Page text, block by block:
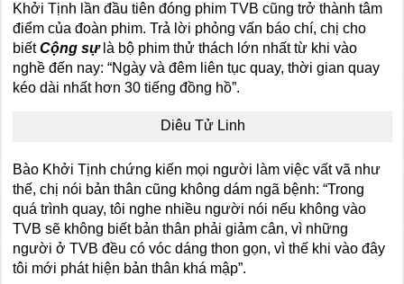
Khởi Tịnh lần đầu tiên đóng phim TVB cũng trở thành tâm
điểm của đoàn phim. Trả lời phỏng vấn báo chí, chị cho
biếtCộng sựlà bộ phim thử thách lớn nhất từ khi vào
nghề đến nay: “Ngày và đêm liên tục quay, thời gian quay
kéo dài nhất hơn 30 tiếng đồng hồ”.
Diêu Tử Linh
Bào Khởi Tịnh chứng kiến mọi người làm việc vất vã như
thế, chị nói bản thân cũng không dám ngã bệnh: “Trong
quá trình quay, tôi nghe nhiều người nói nếu không vào
TVB sẽ không biết bản thân phải giảm cân, vì những
người ở TVB đều có vóc dáng thon gọn, vì thế khi vào đây
tôi mới phát hiện bản thân khá mập”.